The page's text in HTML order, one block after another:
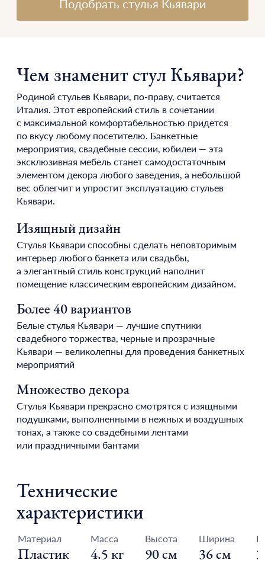
Чем знаменит стул Кьявари?
Родиной стульев Кьявари, по-праву, считается
Италия. Этот европейский стиль в сочетании
с максимальной комфортабельностью придется
по вкусу любому посетителю. Банкетные
мероприятия, свадебные сессии, юбилеи — эта
эксклюзивная мебель станет самодостаточным
элементом декора любого заведения, а небольшой
вес облегчит и упростит эксплуатацию стульев
Кьявари.
Изящный дизайн
Стулья Кьявари способны сделать неповторимым
интерьер любого банкета или свадьбы,
а элегантный стиль конструкций наполнит
помещение классическим европейским дизайном.
Более 40 вариантов
Белые стулья Кьявари — лучшие спутники
свадебного торжества, черные и прозрачные
Кьявари — великолепны для проведения банкетных
мероприятий
Множество декора
Стулья Кьявари прекрасно смотрятся с изящными
подушками, выполненными в нежных и воздушных
тонах, а также со свадебными лентами
или праздничными бантами
Технические
характеристики
Материал
Пластик
Масса
4.5 кг
Высота
90 см
Ширина
36 см